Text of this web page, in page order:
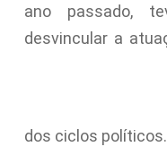
ano passado,
desvincular a
dos ciclos políticos.